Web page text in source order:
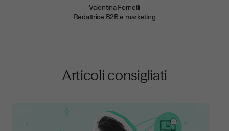
Valentina Fornelli
Redattrice B2B e marketing
Articoli consigliati